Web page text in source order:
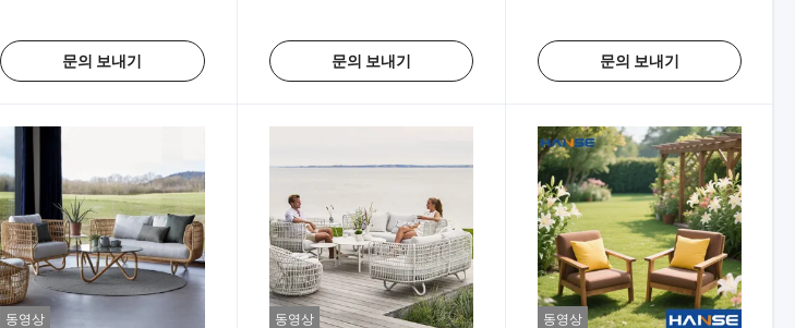
문의 보내기 문의 보내기 문의 보내기
동영상 동영상 동영상